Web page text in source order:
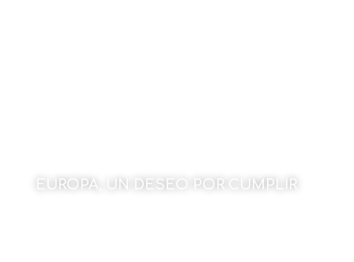
EUROPA, UN DESEO POR CUMPLIR